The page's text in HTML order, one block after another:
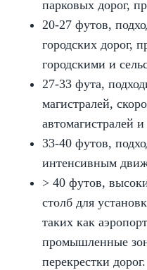
парковых дорог,
20-27 футов,
городских дорог,
городскими и
27-33 фута,
магистралей,
автомагистралей и
33-40 футов,
интенсивным
> 40 футов,
столб для
таких как
промышленные
перекрестки дорог.